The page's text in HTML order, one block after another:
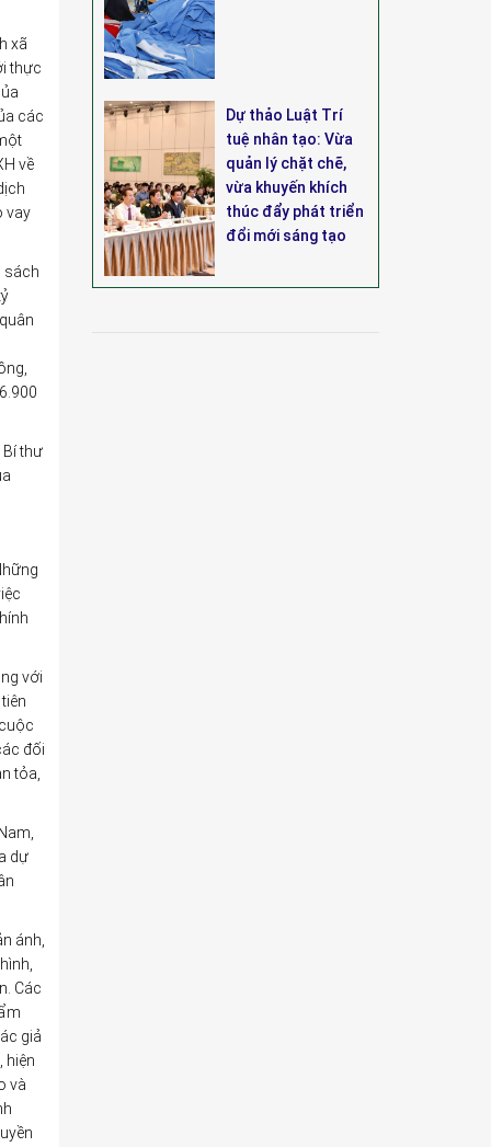
xã
thực
các
về
vay
sách
Bí thư
với
đối
tỏa,
dự
ánh,
Các
giả
hiện
và
Dự thảo Luật Trí
tuệ nhân tạo: Vừa
quản lý chặt chẽ,
vừa khuyến khích
thúc đẩy phát triển
đổi mới sáng tạo